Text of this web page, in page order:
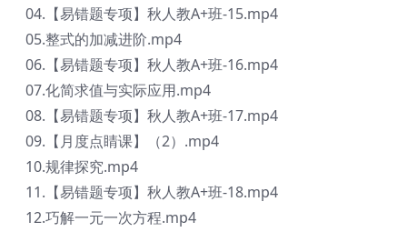
04.【易错题专项】秋人教A+班-15.mp4
05.整式的加减进阶.mp4
06.【易错题专项】秋人教A+班-16.mp4
07.化简求值与实际应用.mp4
08.【易错题专项】秋人教A+班-17.mp4
09.【月度点睛课】（2）.mp4
10.规律探究.mp4
11.【易错题专项】秋人教A+班-18.mp4
12.巧解一元一次方程.mp4